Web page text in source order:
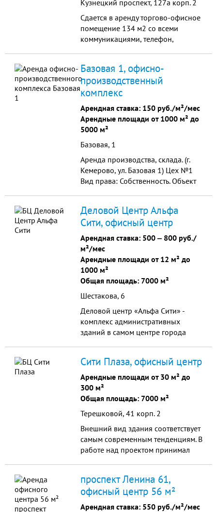
Кузнецкий проспект, 127а корп. 2
Сдается в аренду торгово-офисное
помещение 134 м2 со всеми
коммуникациями, телефон,
видеонаблюдение. Помещение
находится на первой линии,
высокая проходимость. Аренда от
собственника.
Базовая 1, офисно-
производственный
комплекс
Арендная ставка: 150 руб./м²/мес
Арендные площади от 1000 м² до
5000 м²
Базовая, 1
Аренда производства, склада. (г.
Кемерово, ул. Базовая 1) Цех №1
Вид права: Собственность. Объект
этажей – 0),...
Деловой Центр Альфа
Сити, офисный центр
Арендная ставка: 500 ‒ 800 руб./
м²/мес
Арендные площади от 12 м² до
1000 м²
Общая площадь: 7000 м²
Шестакова, 6
Деловой центр «Альфа Сити» -
комплекс административных
зданий в самом центре города
столовая, кофейня и большая пар
Сити Плаза, офисный центр
Арендные площади от 30 м² до
300 м²
Общая площадь: 7000 м²
Терешковой, 41 корп. 2
Внешний вид здания соответствует
самым современным тенденциям. В
работе над проектом принимал
Петрищин.
проспект Ленина 61,
офисный центр 56 м²
Арендная ставка: 550 руб./м²/мес